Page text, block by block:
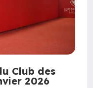
Club des
2026